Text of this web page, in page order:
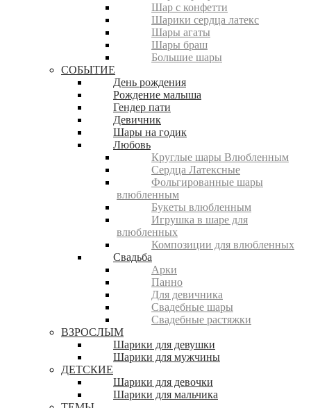
Шар с конфетти
Шарики сердца латекс
Шары агаты
Шары браш
Большие шары
СОБЫТИЕ
День рождения
Рождение малыша
Гендер пати
Девичник
Шары на годик
Любовь
Круглые шары Влюбленным
Сердца Латексные
Фольгированные шары
влюбленным
Букеты влюбленным
Игрушка в шаре для
влюбленных
Композиции для влюбленных
Свадьба
Арки
Панно
Для девичника
Свадебные шары
Свадебные растяжки
ВЗРОСЛЫМ
Шарики для девушки
Шарики для мужчины
ДЕТСКИЕ
Шарики для девочки
Шарики для мальчика